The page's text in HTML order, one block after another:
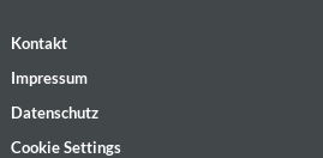
Kontakt
Impressum
Datenschutz
Cookie Settings